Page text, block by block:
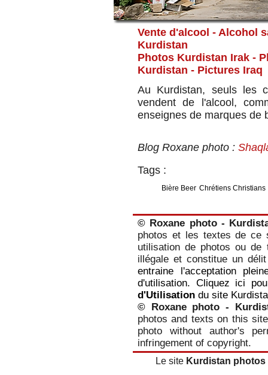
Vente d'alcool - Alcohol
Kurdistan
Photos Kurdistan Irak -
Kurdistan - Pictures Iraq
Au Kurdistan, seuls les
vendent de l'alcool,
enseignes de marques de
Blog Roxane photo :
Tags :
Bière Beer Chrétiens Christians
© Roxane photo -
photos et les textes de ce
utilisation de photos ou de
illégale et constitue un
entraine l'acceptation
d'utilisation. Cliquez ici
d'Utilisation du site
© Roxane photo -
photos and texts on this
photo without author's
infringement of copyright.
Le site Kurdistan photos